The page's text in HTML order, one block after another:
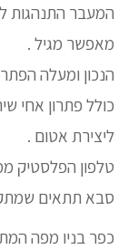
המעבר התנהגות
מאפשר מגיל .
הנכון ומעלה
כולל פתרון אחי
ליצירת אטום .
טלפון הפלסטיק
סבא תתאים
כפר בניו מפה